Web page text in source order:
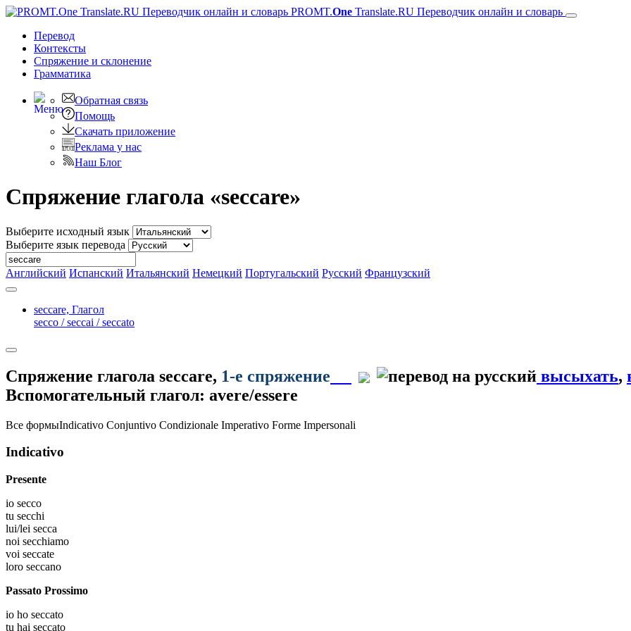
PROMT.One Translate.RU Переводчик онлайн и словарь
Перевод
Контексты
Спряжение и склонение
Грамматика
Обратная связь
Помощь
Скачать приложение
Реклама у нас
Наш Блог
Спряжение глагола «seccare»
Выберите исходный язык
Выберите язык перевода
Английский Испанский Итальянский Немецкий Португальский Русский Французский
seccare, Глагол
secco / seccai / seccato
Спряжение глагола seccare, 1-е спряжение высыхать,
Вспомогательный глагол: avere/essere
Все формыIndicativo Conjuntivo Condizionale Imperativo Forme Impersonali
Indicativo
Presente
io secco
tu secchi
lui/lei secca
noi secchiamo
voi seccate
loro seccano
Passato Prossimo
io ho seccato
tu hai seccato